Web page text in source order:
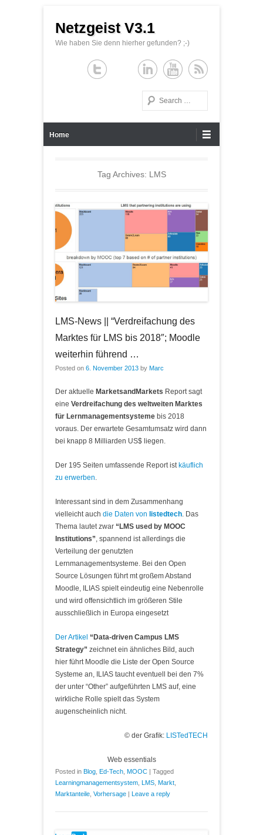
Netzgeist V3.1
Wie haben Sie denn hierher gefunden? ;-)
Search
Home
Tag Archives: LMS
LMS-News || “Verdreifachung des
Marktes für LMS bis 2018″; Moodle
weiterhin führend …
Posted on 6. November 2013 by Marc
Der aktuelle MarketsandMarkets Report sagt
eine Verdreifachung des weltweiten Marktes
für Lernmanagementsysteme bis 2018
voraus. Der erwartete Gesamtumsatz wird dann
bei knapp 8 Milliarden US$ liegen.
Der 195 Seiten umfassende Report ist käuflich
zu erwerben.
Interessant sind in dem Zusammenhang
vielleicht auch die Daten von listedtech. Das
Thema lautet zwar “LMS used by MOOC
Institutions”, spannend ist allerdings die
Verteilung der genutzten
Lernmanagementsysteme. Bei den Open
Source Lösungen führt mt großem Abstand
Moodle, ILIAS spielt eindeutig eine Nebenrolle
und wird offensichtlich im größeren Stile
ausschließlich in Europa eingesetzt
Der Artikel “Data-driven Campus LMS
Strategy” zeichnet ein ähnliches Bild, auch
hier führt Moodle die Liste der Open Source
Systeme an, ILIAS taucht eventuell bei den 7%
der unter “Other” aufgeführten LMS auf, eine
wirkliche Rolle spielt das System
augenscheinlich nicht.
© der Grafik: LISTedTECH
Web essentials
Posted in Blog Ed-Tech MOOC
Tagged
Learningmanagementsystem
LMS Markt
Marktanteile Vorhersage Leave a reply